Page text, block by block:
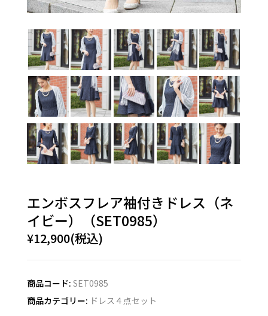
エンボスフレア袖付きドレス（ネ
イビー）（SET0985）
¥12,900(税込)
商品コード: SET0985
商品カテゴリー: ドレス４点セット